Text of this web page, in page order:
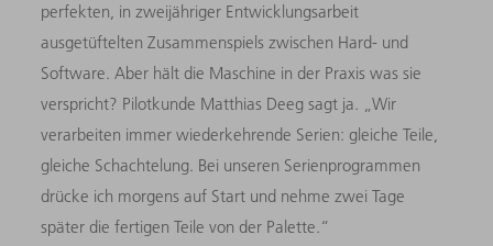
perfekten, in zweijähriger Entwicklungsarbeit
ausgetüftelten Zusammenspiels zwischen Hard- und
Software. Aber hält die Maschine in der Praxis was sie
verspricht? Pilotkunde Matthias Deeg sagt ja. „Wir
verarbeiten immer wiederkehrende Serien: gleiche Teile,
gleiche Schachtelung. Bei unseren Serienprogrammen
drücke ich morgens auf Start und nehme zwei Tage
später die fertigen Teile von der Palette.“